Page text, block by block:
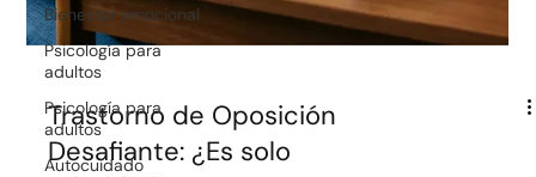
Bienestar emocional
Psicología para
adultos
Psicología para
adultos
Autocuidado